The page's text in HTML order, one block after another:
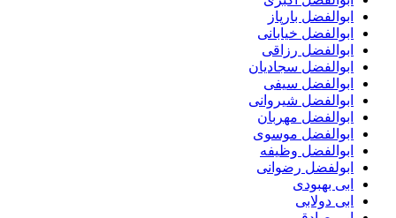
ابوالفضل بارپاز
ابوالفضل خیابانی
ابوالفضل رزاقی
ابوالفضل سجادیان
ابوالفضل سیفی
ابوالفضل شیروانی
ابوالفضل مهربان
ابوالفضل موسوی
ابوالفضل وظیفه
ابولفضل رضوانی
ابی بهبودی
ابی دولابی